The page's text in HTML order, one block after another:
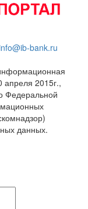
bank.ru
апреля 2015г.,
Федеральной
данных.